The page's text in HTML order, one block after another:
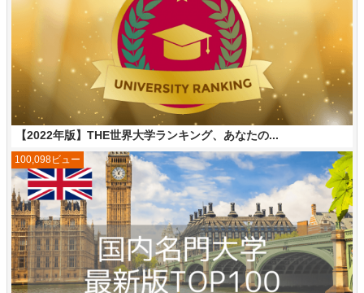
【2022年版】THE世界大学ランキング、あなたの...
100,098ビュー